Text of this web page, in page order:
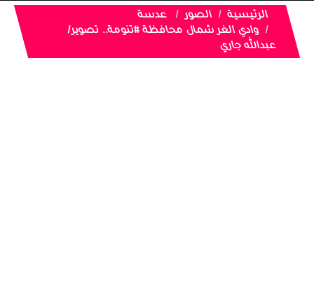
الرئيسية الصور
عدسة
وادي الغر شمال محافظة #تنومة.. تصوير/
عبدالله جاري